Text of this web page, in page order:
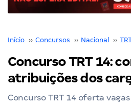
Início ›› Concursos ›› Nacional ››
Concurso TRT 14:
atribuições dos
Concurso TRT 14 oferta